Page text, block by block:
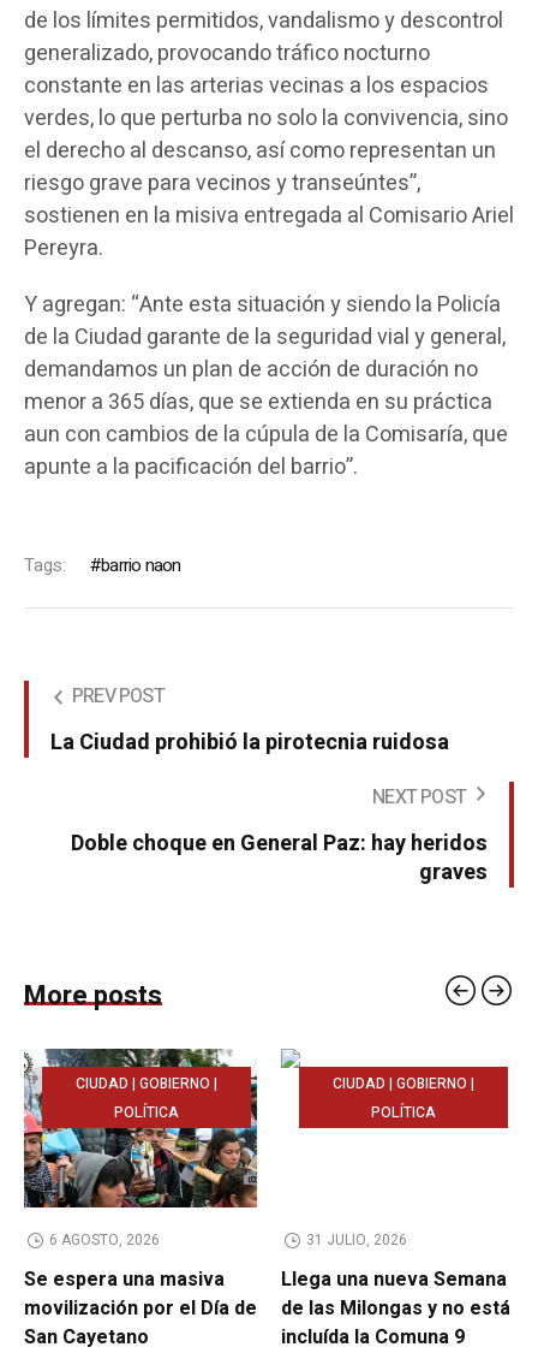
de los límites permitidos, vandalismo y descontrol
generalizado, provocando tráfico nocturno
constante en las arterias vecinas a los espacios
verdes, lo que perturba no solo la convivencia, sino
el derecho al descanso, así como representan un
riesgo grave para vecinos y transeúntes”,
sostienen en la misiva entregada al Comisario Ariel
Pereyra.
Y agregan: “Ante esta situación y siendo la Policía
de la Ciudad garante de la seguridad vial y general,
demandamos un plan de acción de duración no
menor a 365 días, que se extienda en su práctica
aun con cambios de la cúpula de la Comisaría, que
apunte a la pacificación del barrio”.
Tags: barrio naon
PREV POST
La Ciudad prohibió la pirotecnia ruidosa
NEXT POST
Doble choque en General Paz: hay heridos
graves
More posts
CIUDAD | GOBIERNO |
POLÍTICA
6 AGOSTO, 2026
Se espera una masiva
movilización por el Día de
San Cayetano
CIUDAD | GOBIERNO |
POLÍTICA
31 JULIO, 2026
Llega una nueva Semana
de las Milongas y no está
incluída la Comuna 9